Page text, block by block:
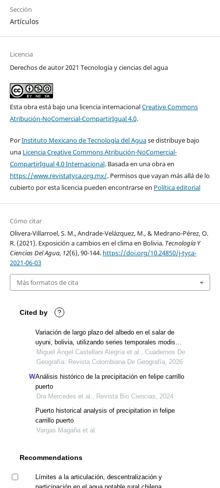
Sección
Artículos
Licencia
Derechos de autor 2021 Tecnología y ciencias del agua
Esta obra está bajo una licencia internacionalCreative Commons
Atribución-NoComercial-CompartirIgual 4.0.
PorInstituto Mexicano de Tecnología del Aguase distribuye bajo
una Licencia Creative Commons Atribución-NoComercial-
CompartirIgual 4.0 Internacional. Basada en una obra en
https://www.revistatyca.org.mx/. Permisos que vayan más allá de lo
cubierto por esta licencia pueden encontrarse en Política editorial
Cómo citar
Olivera-Villarroel, S. M., Andrade-Velázquez, M., & Medrano-Pérez, O.
R. (2021). Exposición a cambios en el clima en Bolivia. Tecnología Y
Ciencias Del Agua, 12(6), 90-144. https://doi.org/10.24850/j-tyca-
2021-06-03
Más formatos de cita
Cited by ?
Variación de largo plazo del albedo en el salar de
uyuni, bolivia, utilizando series temporales modis
2001-2020
Miguel Ángel Castellani Alegría et al., Cuadernos De
Geografía: Revista Colombiana De Geografía, 2026
Análisis histórico de la precipitación en felipe carrillo
puerto
Dra Mercedes et al., Revista Bio Ciencias, 2024
Puerto historical analysis of precipitation in felipe
carrillo puerto
Vargas Magaña et al.
Recommendations
Límites a la articulación, descentralización y